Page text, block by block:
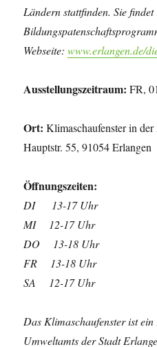
Ländern stattfinden. Sie
Webseite:www.erlangen.de/
Ausstellungszeitraum: FR,
Ort: Klimaschaufenster in
Hauptstr. 55, 91054 Erlangen
Öffnungszeiten:
DI 13-17 Uhr
MI 12-17 Uhr
DO 13-18 Uhr
FR 13-18 Uhr
SA 12-17 Uhr
Das Klimaschaufenster ist
Umweltamts der Stadt